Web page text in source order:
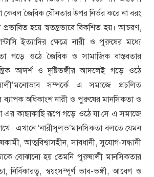
কেবল জৈবিক যৌনতার উপর নির্ভর করে না বরং
প্রভাবিত হয়ে স্বতন্ত্রভাবে বিকশিত হয়। আচরণ,
ইত্যাদির ক্ষেত্রে নারী ও পুরুষের মধ্যে
গড়ে ওঠে জৈবিক ও সামাজিক বাস্তবতার
আদর্শ ও দৃষ্টিভঙ্গীর আদলেই গড়ে ওঠে
সম্পর্কে এ সমাজে প্রচলিত
অধিকাংশ নারী ও পুরুষের মানসিকতা ও
কাছাকাছি রূপে গড়ে ওঠে যা সে এ সমাজে
এখানে ‘নারীসুলভ’মানসিকতা বলতে যেমন
আত্মবিশ্বাসহীন, সাবধানী, সুযোগ-সন্ধানী
বোঝানো হয় তেমনি পুরুষালী মানসিকতার
নির্বিকারত্ব, স্বয়ংসম্পূর্ণ ভাব-ভঙ্গী, আবেগ ও